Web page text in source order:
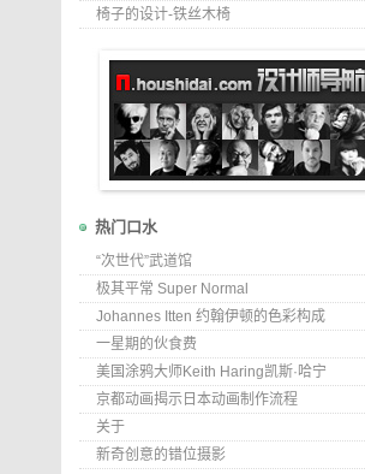
椅子的设计-铁丝木椅
热门口水
“次世代”武道馆
极其平常 Super Normal
Johannes Itten 约翰伊顿的色彩构成
一星期的伙食费
美国涂鸦大师Keith Haring凯斯·哈宁
京都动画揭示日本动画制作流程
关于
新奇创意的错位摄影